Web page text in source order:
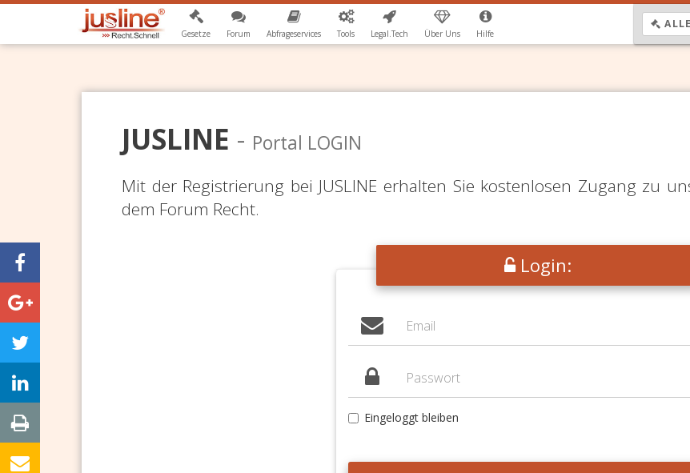
Gesetze Forum Abfrageservices Tools Legal.Tech Über Uns Hilfe
ALLE
JUSLINE - Portal LOGIN
Mit der Registrierung bei JUSLINE erhalten Sie kostenlosen Zugang zu
dem Forum Recht.
Login:
Eingeloggt bleiben